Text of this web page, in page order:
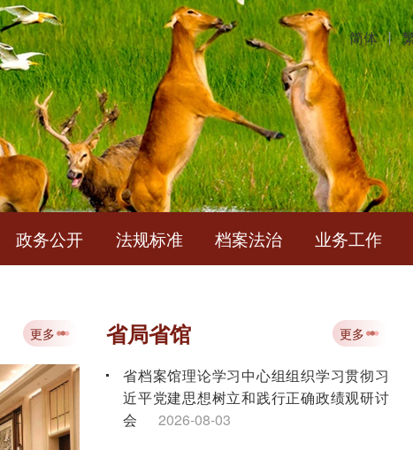
简体 丨
政务公开 法规标准 档案法治 业务工作
中华人民共和国档案法
更多 省局省馆 更多
省档案馆理论学习中心组组织学习贯彻习
近平党建思想树立和践行正确政绩观研讨
会
2026-08-03